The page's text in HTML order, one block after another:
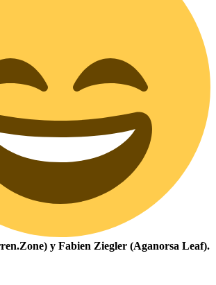
y Fabien Ziegler (Aganorsa Leaf).